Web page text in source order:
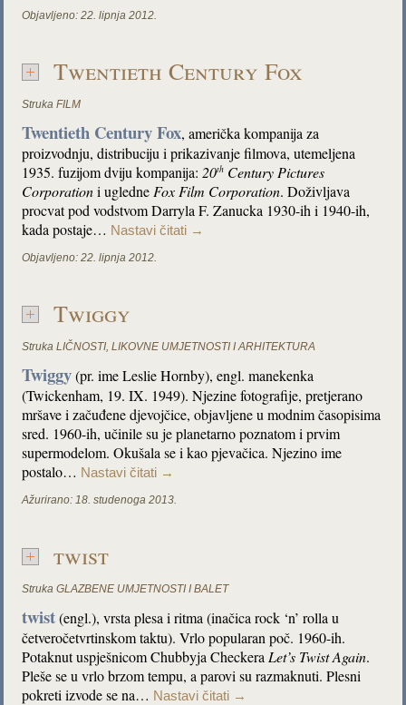
Objavljeno: 22. lipnja 2012.
Twentieth Century Fox
Struka FILM
Twentieth Century Fox, američka kompanija za
proizvodnju, distribuciju i prikazivanje filmova, utemeljena
1935. fuzijom dviju kompanija: 20th Century Pictures
Corporationi ugledne Fox Film Corporation. Doživljava
procvat pod vodstvom Darryla F. Zanucka 1930-ih i 1940-ih,
kada postaje… Nastavi čitati →
Objavljeno: 22. lipnja 2012.
Twiggy
Struka LIČNOSTI,LIKOVNE UMJETNOSTI I ARHITEKTURA
Twiggy(pr. ime Leslie Hornby), engl. manekenka
(Twickenham, 19. IX. 1949). Njezine fotografije, pretjerano
mršave i začuđene djevojčice, objavljene u modnim časopisima
sred. 1960-ih, učinile su je planetarno poznatom i prvim
supermodelom. Okušala se i kao pjevačica. Njezino ime
postalo… Nastavi čitati →
Ažurirano: 18. studenoga 2013.
twist
Struka GLAZBENE UMJETNOSTI I BALET
twist (engl.), vrsta plesa i ritma (inačica rock ‘n’ rolla u
četveročetvrtinskom taktu). Vrlo popularan poč. 1960-ih.
Potaknut uspješnicom Chubbyja Checkera Let’s Twist Again.
Pleše se u vrlo brzom tempu, a parovi su razmaknuti. Plesni
pokreti izvode se na… Nastavi čitati →